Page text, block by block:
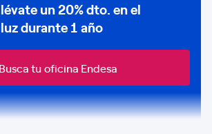
un20% dto. en el
luz durante 1 año
Busca tu oficina Endesa